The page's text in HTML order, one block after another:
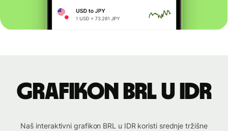
Grafikon BRL u IDR
Naš interaktivni grafikon BRL u IDR koristi srednje tržišne